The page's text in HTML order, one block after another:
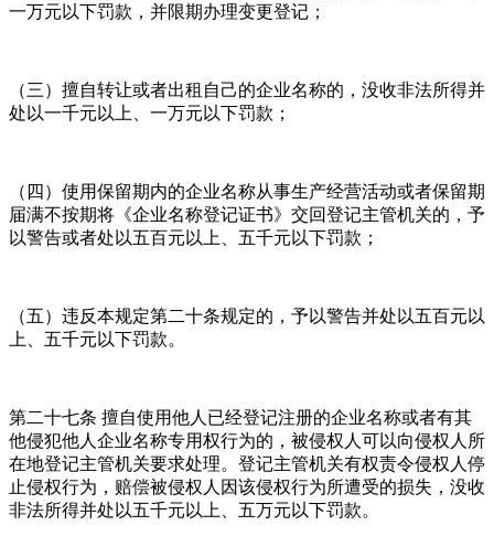
一万元以下罚款，并限期办理变更登记；
（三）擅自转让或者出租自己的企业名称的，没收非法所得并
处以一千元以上、一万元以下罚款；
（四）使用保留期内的企业名称从事生产经营活动或者保留期
届满不按期将《企业名称登记证书》交回登记主管机关的，予
以警告或者处以五百元以上、五千元以下罚款；
（五）违反本规定第二十条规定的，予以警告并处以五百元以
上、五千元以下罚款。
第二十七条 擅自使用他人已经登记注册的企业名称或者有其
他侵犯他人企业名称专用权行为的，被侵权人可以向侵权人所
在地登记主管机关要求处理。登记主管机关有权责令侵权人停
止侵权行为，赔偿被侵权人因该侵权行为所遭受的损失，没收
非法所得并处以五千元以上、五万元以下罚款。